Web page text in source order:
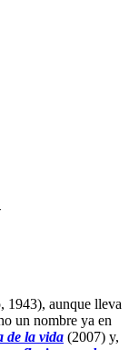
1943), aunque lleva
un nombre ya en
de la vida (2007) y,